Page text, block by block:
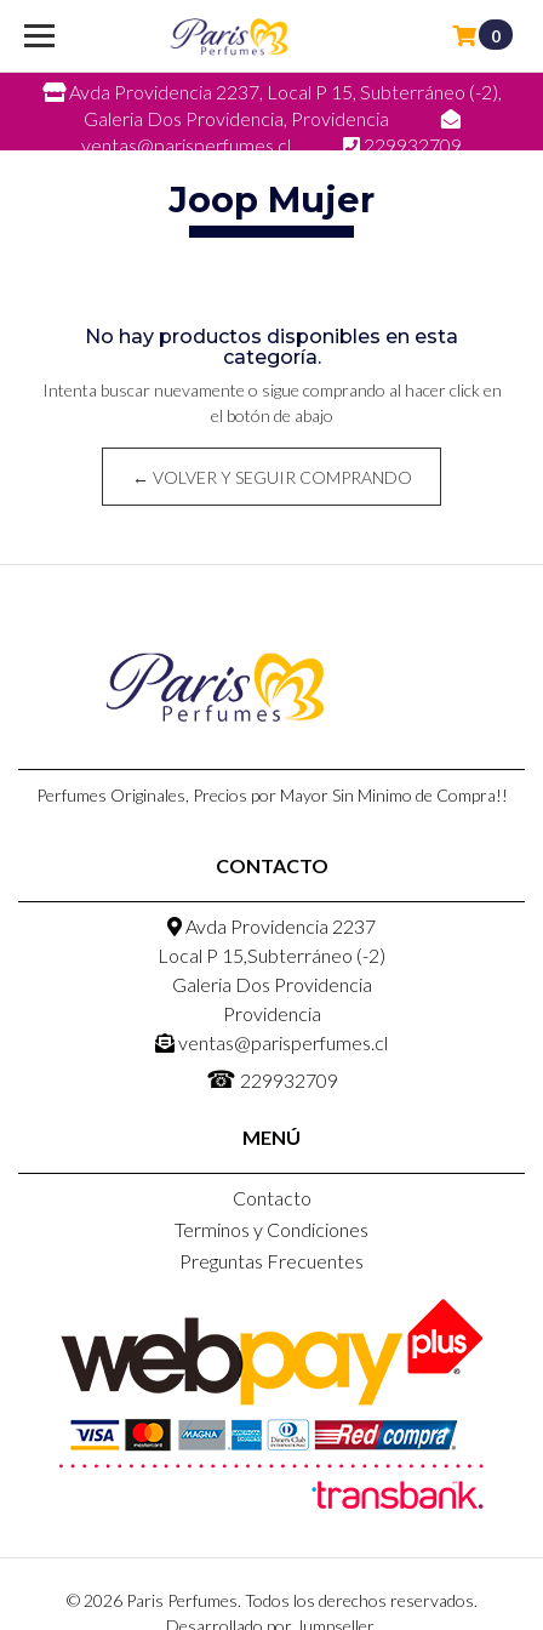
Avda Providencia 2237, Local P 15, Subterráneo (-2),
Galeria Dos Providencia, Providencia
ventas@parisperfumes.cl
229932709
0
Joop Mujer
No hay productos disponibles en esta
categoría.
Intenta buscar nuevamente o sigue comprando al hacer click en
el botón de abajo
← VOLVER Y SEGUIR COMPRANDO
Perfumes Originales, Precios por Mayor Sin Minimo de Compra!!
CONTACTO
Avda Providencia 2237
Local P 15,Subterráneo (-2)
Galeria Dos Providencia
Providencia
ventas@parisperfumes.cl
☎ 229932709
MENÚ
Contacto
Terminos y Condiciones
Preguntas Frecuentes
© 2026 Paris Perfumes. Todos los derechos reservados.
Desarrollado por Jumpseller.